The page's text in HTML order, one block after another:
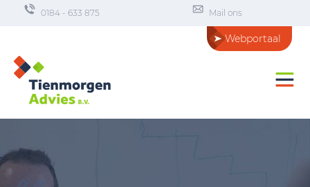
0184 - 633 875 Mail ons
Webportaal